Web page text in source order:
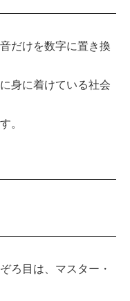
だけを数字に置き換
身に着けている社会
。
ろ目は、マスター・